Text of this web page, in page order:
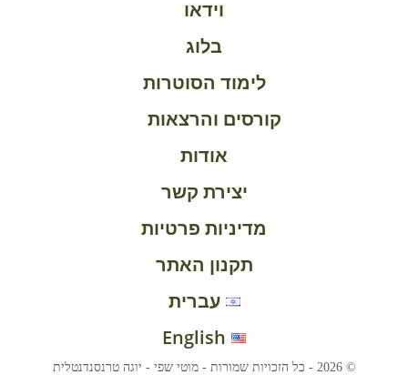
וידאו
בלוג
לימוד הסוטרות
קורסים והרצאות
אודות
יצירת קשר
מדיניות פרטיות
תקנון האתר
עברית
English
© 2026 - כל הזכויות שמורות - מוטי שפי - יוגה טרנסנדנטלית